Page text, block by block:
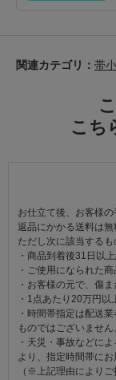
関連カテゴリ： 帯
こち
お仕立て後、お客様
返品にかかる送料は無
ただし次に該当するも
・商品到着後31日以
・ご使用になられた商
・お客様の元で、傷
・1点あたり20万円
・時間帯指定は配送
ものではございません
・天災・事故などに
より、指定時間帯にお
（※上記理由により